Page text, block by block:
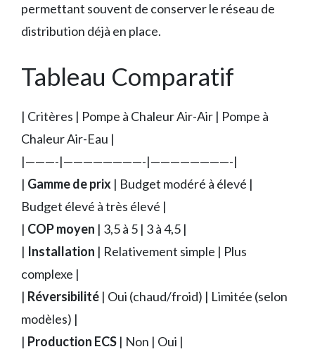
permettant souvent de conserver le réseau de
distribution déjà en place.
Tableau Comparatif
| Critères | Pompe à Chaleur Air-Air | Pompe à
Chaleur Air-Eau |
|———-|————————-|————————-|
| Gamme de prix | Budget modéré à élevé |
Budget élevé à très élevé |
| COP moyen | 3,5 à 5 | 3 à 4,5 |
| Installation | Relativement simple | Plus
complexe |
| Réversibilité | Oui (chaud/froid) | Limitée (selon
modèles) |
| Production ECS | Non | Oui |